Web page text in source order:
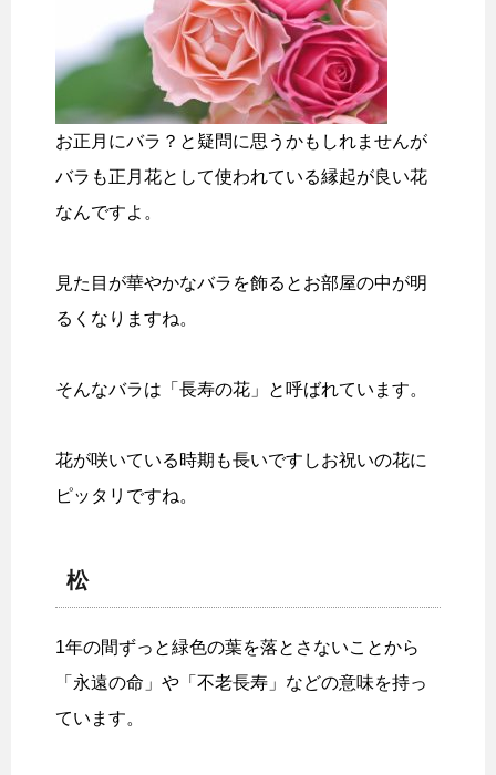
お正月にバラ？と疑問に思うかもしれませんが
バラも正月花として使われている縁起が良い花
なんですよ。
見た目が華やかなバラを飾るとお部屋の中が明
るくなりますね。
そんなバラは「長寿の花」と呼ばれています。
花が咲いている時期も長いですしお祝いの花に
ピッタリですね。
松
1年の間ずっと緑色の葉を落とさないことから
「永遠の命」や「不老長寿」などの意味を持っ
ています。